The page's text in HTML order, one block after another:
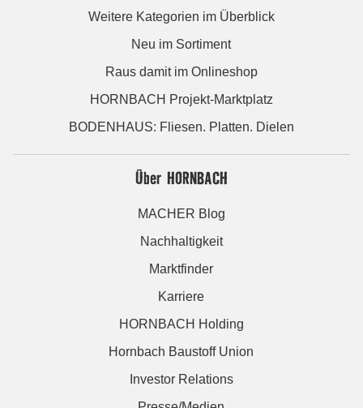
Weitere Kategorien im Überblick
Neu im Sortiment
Raus damit im Onlineshop
HORNBACH Projekt-Marktplatz
BODENHAUS: Fliesen. Platten. Dielen
Über HORNBACH
MACHER Blog
Nachhaltigkeit
Marktfinder
Karriere
HORNBACH Holding
Hornbach Baustoff Union
Investor Relations